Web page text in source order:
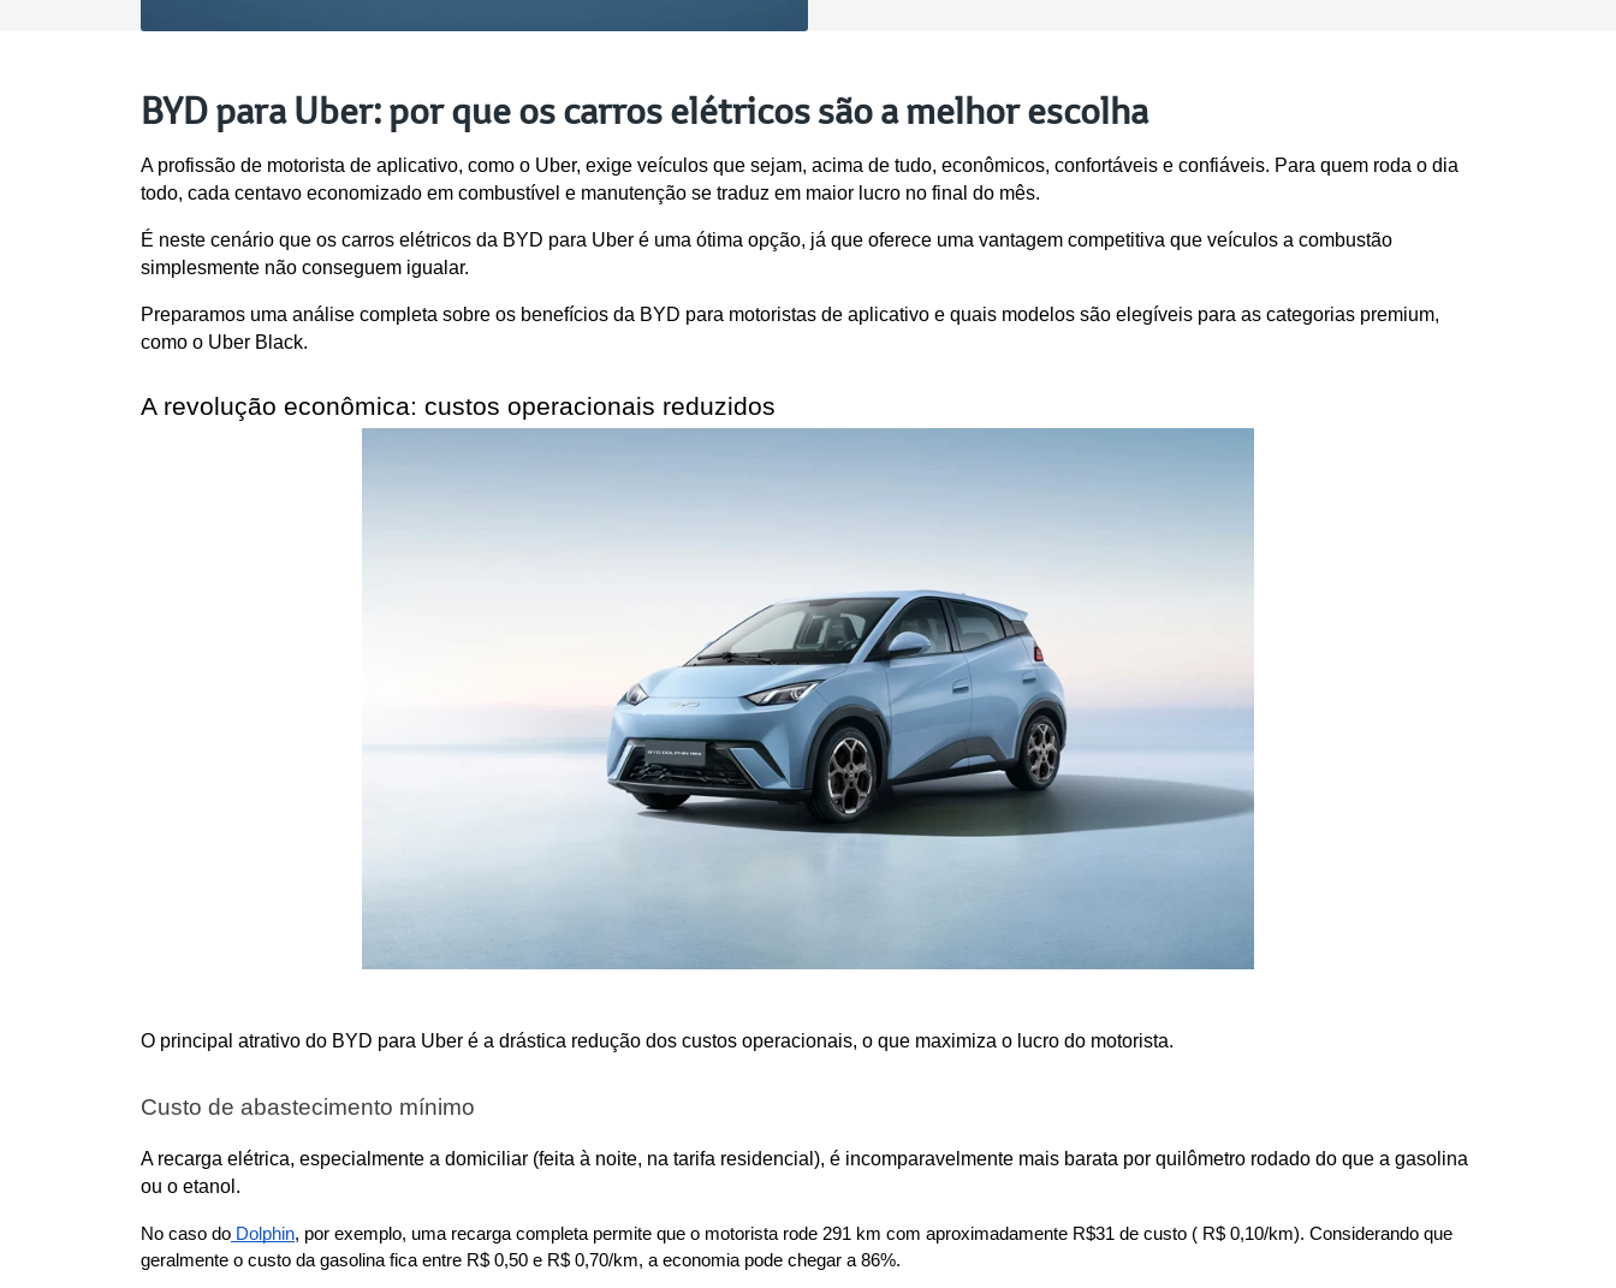
BYD para Uber: por que os carros elétricos são a melhor escolha
A profissão de motorista de aplicativo, como o Uber, exige veículos que sejam, acima de tudo, econômicos, confortáveis e confiáveis. Para quem roda o dia
todo, cada centavo economizado em combustível e manutenção se traduz em maior lucro no final do mês.
É neste cenário que os carros elétricos da BYD para Uber é uma ótima opção, já que oferece uma vantagem competitiva que veículos a combustão
simplesmente não conseguem igualar.
Preparamos uma análise completa sobre os benefícios da BYD para motoristas de aplicativo e quais modelos são elegíveis para as categorias premium,
como o Uber Black.
A revolução econômica: custos operacionais reduzidos
O principal atrativo do BYD para Uber é a drástica redução dos custos operacionais, o que maximiza o lucro do motorista.
Custo de abastecimento mínimo
A recarga elétrica, especialmente a domiciliar (feita à noite, na tarifa residencial), é incomparavelmente mais barata por quilômetro rodado do que a gasolina
ou o etanol.
No caso do Dolphin, por exemplo, uma recarga completa permite que o motorista rode 291 km com aproximadamente R$31 de custo ( R$ 0,10/km). Considerando que
geralmente o custo da gasolina fica entre R$ 0,50 e R$ 0,70/km, a economia pode chegar a 86%.